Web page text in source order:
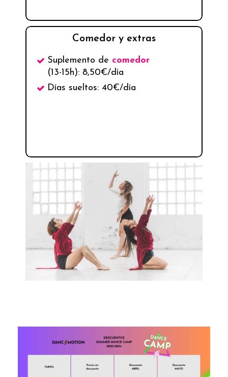
Comedor y extras
Suplemento de comedor
(13-15h): 8,50€/día
Días sueltos: 40€/día